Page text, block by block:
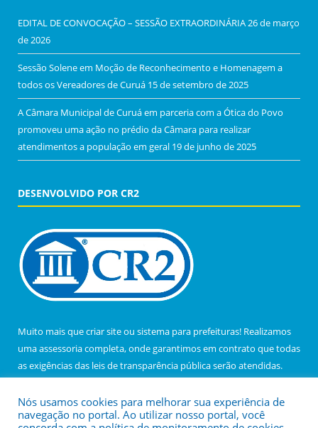
EDITAL DE CONVOCAÇÃO – SESSÃO EXTRAORDINÁRIA26 de março
de 2026
Sessão Solene em Moção de Reconhecimento e Homenagem a
todos os Vereadores de Curuá 15 de setembro de 2025
A Câmara Municipal de Curuá em parceria com a Ótica do Povo
promoveu uma ação no prédio da Câmara para realizar
atendimentos a população em geral 19 de junho de 2025
DESENVOLVIDO POR CR2
Muito mais quecriar siteou sistema para prefeituras! Realizamos
umaassessoriacompleta, onde garantimos em contrato que todas
as exigências das leis de transparência públicaserão atendidas.
Conheça oPNTPe oRadar da Transparência Pública
Nós usamos cookies para melhorar sua experiência de
navegação no portal. Ao utilizar nosso portal, você